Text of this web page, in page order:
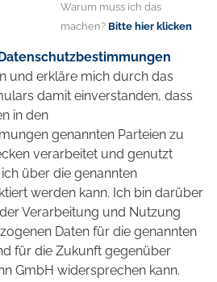
Warum muss ich das
machen? Bitte hier klicken
und erkläre mich durch das
damit einverstanden, dass
in den
genannten Parteien zu
verarbeitet und genutzt
über die genannten
werden kann. Ich bin darüber
Verarbeitung und Nutzung
Daten für die genannten
für die Zukunft gegenüber
GmbH widersprechen kann.